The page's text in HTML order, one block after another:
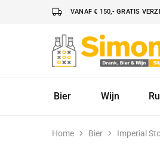
VANAF € 150,- GRATIS
Simonsdrank.nl
Drank,
Bier
Bier
Wijn
Home Bier Imperial